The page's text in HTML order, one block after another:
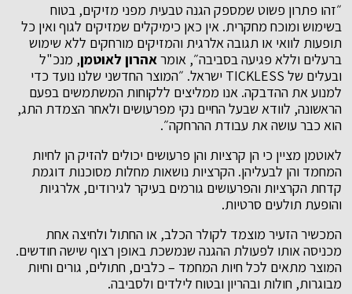
״זהו פתרון פשוט שמספק הגנה טבעית מפני מזיקים, בטוח
בשימוש ומוכח מחקרית. אין כאן כימיקלים שמזיקים לגוף ואין כל
תופעות לוואי או תגובה אלרגית והמזיקים מורחקים ללא שימוש
ברעלים וללא פגיעה בסביבה״, אומראהרון לאוטמן, מנכ"ל
ובעלים של TICKLESS ישראל. ״המוצר החדשני שלנו נועד כדי
למנוע את ההדבקה. אנו ממליצים ללקוחות המשתמשים בפעם
הראשונה, לוודא שבעל החיים נקי מפרעושים ולאחר הצמדת התג,
הוא כבר עושה את עבודת ההרחקה״.
לאוטמן מציין כי הן קרציות והן פרעושים יכולים להזיק הן לחיות
המחמד והן לבעליהן. הקרציות נושאות מחלות מסוכנות דוגמת
קדחת הקרציות והפרעושים גורמים בעיקר לגירודים, אלרגיות
והופעת תולעים סרטיות.
המכשיר הזעיר מוצמד לקולר הכלב, או החתול ולחיצה אחת
מכניסה אותו לפעולת ההגנה שנמשכת באופן רצוף שישה חודשים.
המוצר מתאים לכל חיות המחמד – כלבים, חתולים, גורים וחיות
מבוגרות, חולות ובהריון ובטוח לילדים ולסביבה.